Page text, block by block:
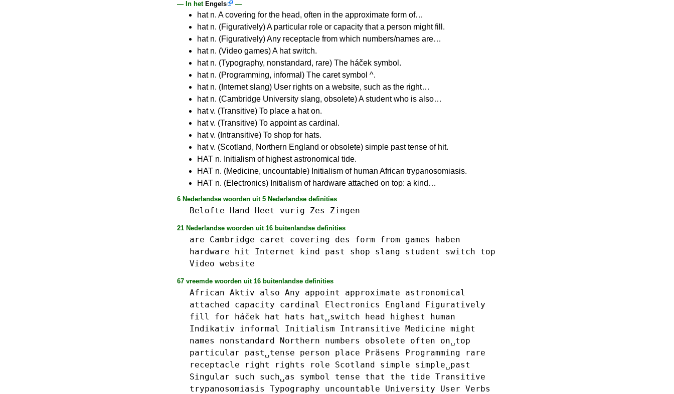
— In het Engels —
hat n. A covering for the head, often in the approximate form of…
hat n. (Figuratively) A particular role or capacity that a person might fill.
hat n. (Figuratively) Any receptacle from which numbers/names are…
hat n. (Video games) A hat switch.
hat n. (Typography, nonstandard, rare) The háček symbol.
hat n. (Programming, informal) The caret symbol ^.
hat n. (Internet slang) User rights on a website, such as the right…
hat n. (Cambridge University slang, obsolete) A student who is also…
hat v. (Transitive) To place a hat on.
hat v. (Transitive) To appoint as cardinal.
hat v. (Intransitive) To shop for hats.
hat v. (Scotland, Northern England or obsolete) simple past tense of hit.
HAT n. Initialism of highest astronomical tide.
HAT n. (Medicine, uncountable) Initialism of human African trypanosomiasis.
HAT n. (Electronics) Initialism of hardware attached on top: a kind…
6 Nederlandse woorden uit 5 Nederlandse definities
Belofte Hand Heet vurig Zes Zingen
21 Nederlandse woorden uit 16 buitenlandse definities
are Cambridge caret covering des form from games
haben
hardware
hit Internet kind past shop slang student switch
top
Video website
67 vreemde woorden uit 16 buitenlandse definities
African Aktiv also Any appoint approximate
astronomical
attached
capacity cardinal Electronics England
Figuratively
fill
for háček hat hats hat␣switch head highest
human
Indikativ
informal Initialism Intransitive Medicine might
names
nonstandard Northern numbers obsolete often
on␣top
particular
past␣tense person place Präsens Programming
rare
receptacle
right rights role Scotland simple
simple␣past
Singular
such such␣as symbol tense that the tide Transitive
trypanosomiasis
Typography uncountable University User Verbs